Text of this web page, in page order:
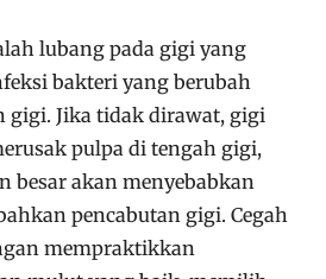
lubang pada gigi yang
bakteri yang berubah
gigi. Jika tidak dirawat, gigi
pulpa di tengah gigi,
besar akan menyebabkan
pencabutan gigi. Cegah
mempraktikkan